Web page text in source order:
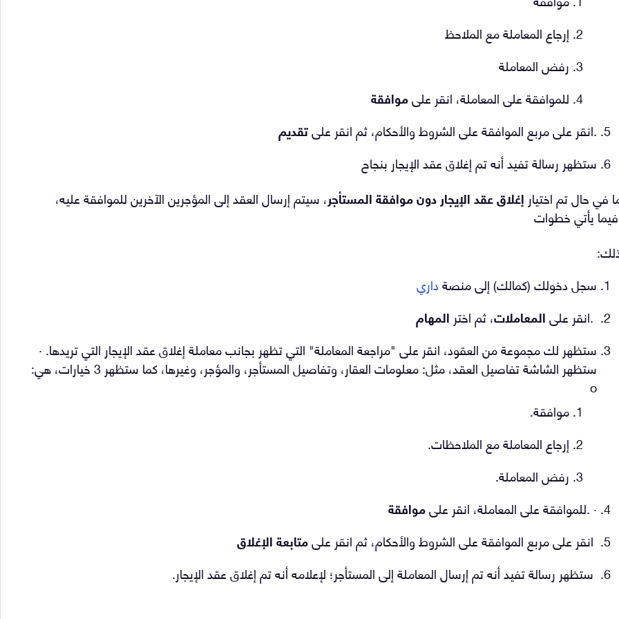
إرجاع المعاملة مع الملاحظ
رفض المعاملة
للموافقة على المعاملة، انقر علىموافقة
انقر على مربع الموافقة على الشروط والأحكام، ثم انقر علىتقديم
.
ستظهر رسالة تفيد أنه تم إغلاق عقد الإيجار بنجاح
في حال تم اختيار إغلاق عقد الإيجار دون موافقة المستأجر، سيتم إرسال العقد إلى المؤجرين الآخرين للموافقة عليه،
يأتي خطوات
سجل دخولك (كمالك) إلى منصةداري
انقر علىالمعاملات، ثم اختر المهام
.
ستظهر لك مجموعة من العقود، انقر على "مراجعة المعاملة" التي تظهر بجانب معاملة إغلاق عقد الإيجار التي تريدها. ·
ستظهر الشاشة تفاصيل العقد، مثل: معلومات العقار، وتفاصيل المستأجر، والمؤجر، وغيرها، كما ستظهر 3 خيارات، هي:
o
موافقة.
إرجاع المعاملة مع الملاحظات.
رفض المعاملة.
للموافقة على المعاملة، انقر علىموافقة
. ·
انقر على مربع الموافقة على الشروط والأحكام، ثم انقر علىمتابعة الإغلاق
ستظهر رسالة تفيد أنه تم إرسال المعاملة إلى المستأجر؛ لإعلامه أنه تم إغلاق عقد الإيجار.